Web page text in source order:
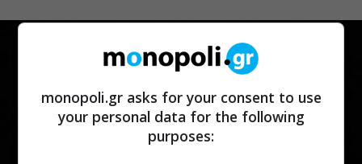
monopoli.gr asks for your consent to use
your personal data for the following
purposes: